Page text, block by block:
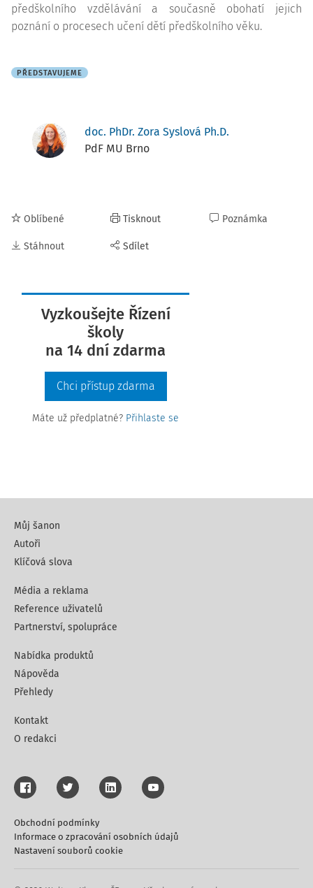
předškolního vzdělávání a současně obohatí jejich
poznání o procesech učení dětí předškolního věku.
PŘEDSTAVUJEME
doc. PhDr. Zora Syslová Ph.D.
PdF MU Brno
Oblíbené
Stáhnout
Tisknout
Sdílet
Poznámka
Vyzkoušejte Řízení
školy
na 14 dní zdarma
Chci přístup zdarma
Máte už předplatné? Přihlaste se
Můj šanon
Autoři
Klíčová slova
Média a reklama
Reference uživatelů
Partnerství, spolupráce
Nabídka produktů
Nápověda
Přehledy
Kontakt
O redakci
Obchodní podmínky
Informace o zpracování osobních údajů
Nastavení souborů cookie